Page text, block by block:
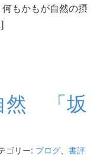
もかもが自然の摂
然 「坂
ゴリー: ブログ
書評